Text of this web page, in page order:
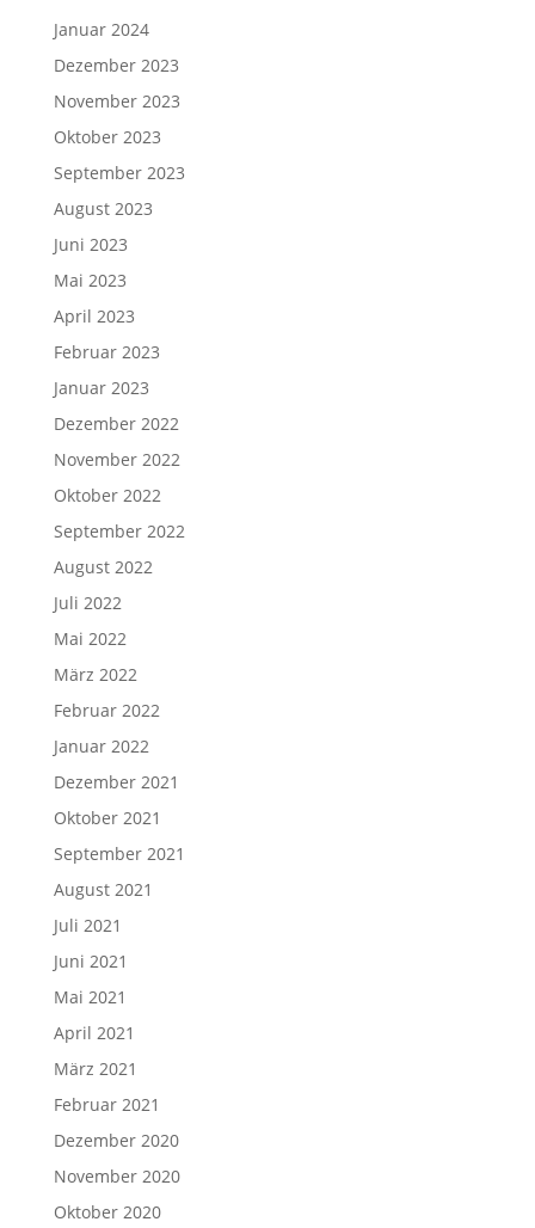
Januar 2024
Dezember 2023
November 2023
Oktober 2023
September 2023
August 2023
Juni 2023
Mai 2023
April 2023
Februar 2023
Januar 2023
Dezember 2022
November 2022
Oktober 2022
September 2022
August 2022
Juli 2022
Mai 2022
März 2022
Februar 2022
Januar 2022
Dezember 2021
Oktober 2021
September 2021
August 2021
Juli 2021
Juni 2021
Mai 2021
April 2021
März 2021
Februar 2021
Dezember 2020
November 2020
Oktober 2020